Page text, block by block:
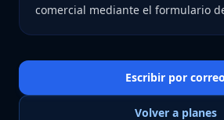
comercial mediante el formulario
Escribir por correo
Volver a planes